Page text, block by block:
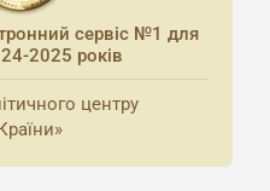
сервіс №1 для
2025 років
центру